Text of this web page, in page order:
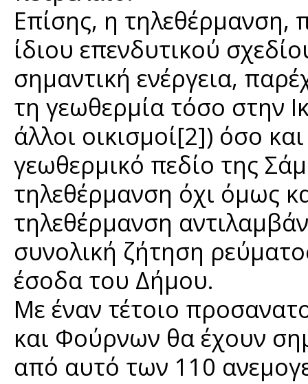
Επίσης, η τηλεθέρμανση,
ίδιου επενδυτικού
σημαντική ενέργεια,
τη γεωθερμία τόσο στην
άλλοι οικισμοί[2]) όσο
γεωθερμικό πεδίο της
τηλεθέρμανση όχι όμως
τηλεθέρμανση
συνολική ζήτηση
έσοδα του Δήμου.
Με έναν τέτοιο
και Φούρνων θα έχουν
από αυτό των 110